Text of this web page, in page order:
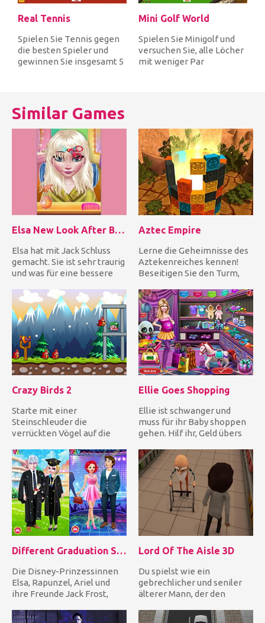
Real Tennis
Spielen Sie Tennis gegen
die besten Spieler und
gewinnen Sie insgesamt 5
Mini Golf World
Spielen Sie Minigolf und
versuchen Sie, alle Löcher
mit weniger Par
Similar Games
Elsa New Look After Breakup
Elsa hat mit Jack Schluss
gemacht. Sie ist sehr traurig
und was für eine bessere
Aztec Empire
Lerne die Geheimnisse des
Aztekenreiches kennen!
Beseitigen Sie den Turm,
Crazy Birds 2
Starte mit einer
Steinschleuder die
verrückten Vögel auf die
Mal zu tö...
Ellie Goes Shopping
Ellie ist schwanger und
muss für ihr Baby shoppen
gehen. Hilf ihr, Geld übers
Different Graduation Season Fashion
Die Disney-Prinzessinnen
Elsa, Rapunzel, Ariel und
ihre Freunde Jack Frost,
Lord Of The Aisle 3D
Du spielst wie ein
gebrechlicher und seniler
älterer Mann, der den
Supermarktgang...